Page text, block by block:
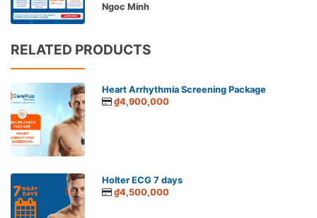
Ngoc Minh
RELATED PRODUCTS
Heart Arrhythmia Screening Package
₫4,900,000
Holter ECG 7 days
₫4,500,000